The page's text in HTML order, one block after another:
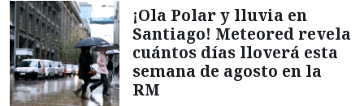
¡Ola Polar y lluvia en
Santiago! Meteored revela
cuántos días lloverá esta
semana de agosto en la
RM